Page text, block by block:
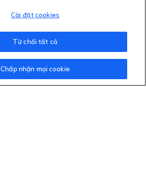
Cài đặt cookies
Từ chối tất cả
Chấp nhận mọi cookie